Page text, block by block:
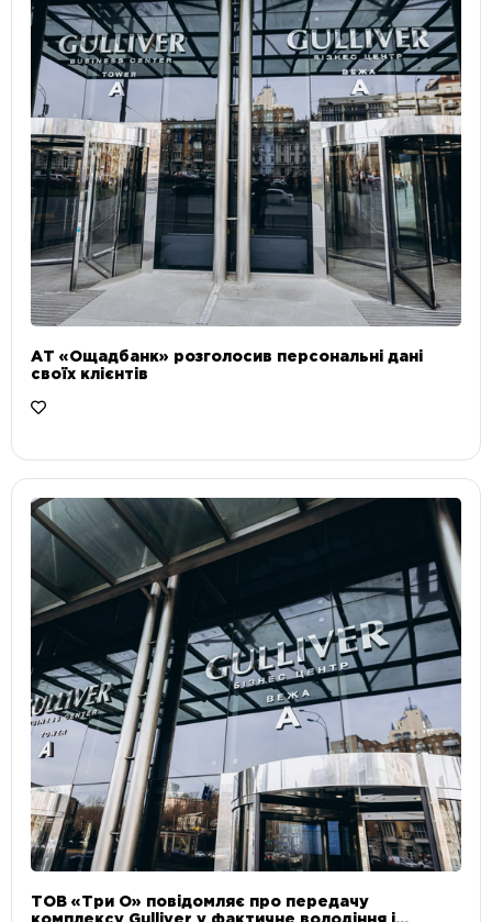
АТ «Ощадбанк» розголосив персональні дані
своїх клієнтів
ТОВ «Три О» повідомляє про передачу
комплексу Gulliver у фактичне володіння і